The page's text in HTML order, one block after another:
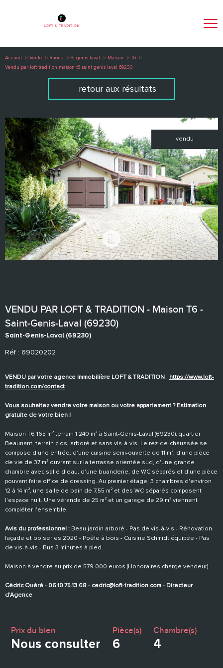
Accueil Vente Rhone St genis laval Maison
T6
Vendu par loft tradition maison t6 saint genis laval 69230
retour aux résultats
vendu
VENDU PAR LOFT & TRADITION - Maison T6 -
Saint-Genis-Laval (69230)
Saint-Genis-Laval (69230)
Réf : 69020202
VENDU par votre agence immobilière LOFT & TRADITION ! https://www.loft-
tradition.com/contact
Vous souhaitez vendre votre maison ou votre appartement ? Estimation
gratuite de votre bien !
Maison T6 165 m² terrain 1 240 m² à Saint-Genis-Laval (69230), quartier
Beaunant, terrain clos, arboré et sans vis-à-vis. Le rez-de-chaussée se
compose d'une entrée, d'une cuisine semi-ouverte de 11 m², d'une pièce
de vie de 37 m² ouvrant sur la terrasse orientée sud, d'une grande
chambre avec salle d'eau, d'une buanderie, de WC séparés et d'une pièce
pouvant faire office de dressing. Au premier étage, 3 chambres d'environ
12 à 14 m², une salle de bain de 7,55 m² et des WC séparés composent
l'espace nuit. Une véranda de 25 m² et un garage de 29 m² viennent
compléter l'ensemble.
Avis du professionnel : Beau jardin arboré - Pas de vis-à-vis - Rénovation
façade et boiseries 2020 - Poêle à bois - Cuisine Schmidt équipée - Pas
de vis-à-vis - Bus 3 minutes à pied.
Maison à vendre au prix de 579 000 euros (Honoraires charge vendeur).
Cédric Quéré - 06.10.75.13.68 - cedric@loft-tradition.com - Directeur
d'Agence
Prix du bien
Nous consulter
Pièce(s)
6
Chambre(s)
4